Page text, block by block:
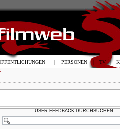
USER FEEDBACK DURCHSUCHEN
| PERSONEN | TV |